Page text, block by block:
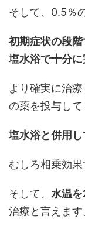
そして、0.5％
初期症状の段階
塩水浴で十分
より確実に治
の薬を投与して
塩水浴と併用
むしろ相乗効果
そして、 水温
治療と言えます